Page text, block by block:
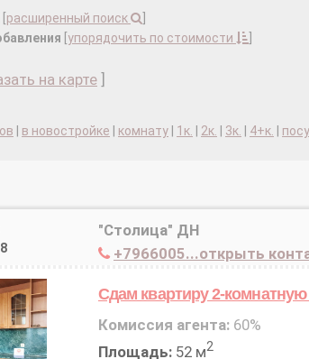
расширенный поиск
упорядочить по стоимости
на карте
в новостройке комнату 1к. 2к. 3к. 4+к.
"Столица" ДН
+7966005...открыть
Сдам квартиру 2-комнатную
Комиссия агента:60%
Площадь:52 м2